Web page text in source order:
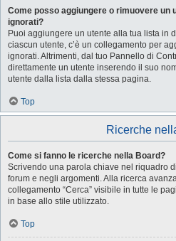
Come posso aggiungere o rimuovere un
ignorati?
Puoi aggiungere un utente alla tua lista in
ciascun utente, c’è un collegamento per
ignorati. Altrimenti, dal tuo Pannello di
direttamente un utente inserendo il suo
utente dalla lista dalla stessa pagina.
Top
Ricerche
Come si fanno le ricerche nella Board?
Scrivendo una parola chiave nel riquadro
forum e negli argomenti. Alla ricerca
collegamento “Cerca” visibile in tutte le
in base allo stile utilizzato.
Top